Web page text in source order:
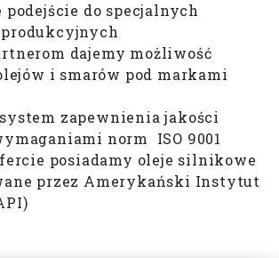
do specjalnych
dajemy możliwość
i smarów pod markami
zapewnienia jakości
norm ISO 9001
posiadamy oleje silnikowe
przez Amerykański Instytut